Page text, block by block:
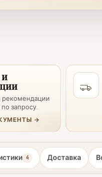
рекомендации
запросу.
→
4 Доставка